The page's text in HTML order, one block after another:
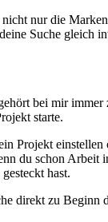
nicht nur die
Suche gleich
bei mir immer
starte.
Projekt einstellen
du schon Arbeit
hast.
direkt zu Beginn